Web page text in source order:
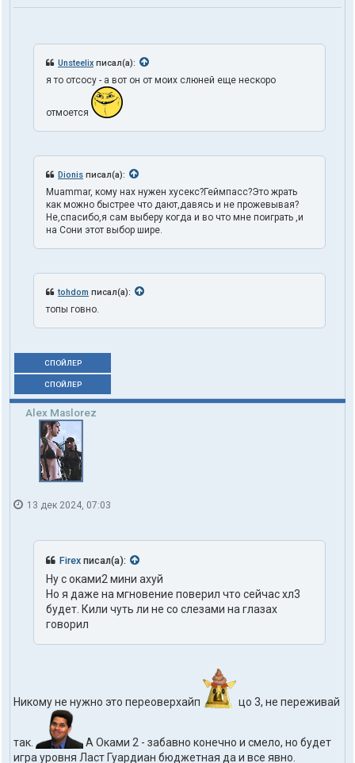
Unsteelix писал(а):
я то отсосу - а вот он от моих слюней еще нескоро
отмоется
Dionis писал(а):
Muammar, кому нах нужен хусекс?Геймпасс?Это жрать
как можно быстрее что дают,давясь и не прожевывая?
Не,спасибо,я сам выберу когда и во что мне поиграть ,и
на Сони этот выбор шире.
tohdom писал(а):
топы говно.
СПОЙЛЕР
СПОЙЛЕР
Alex Maslorez
13 дек 2024, 07:03
Firex писал(а):
Ну с оками2 мини ахуй
Но я даже на мгновение поверил что сейчас хл3
будет. Кили чуть ли не со слезами на глазах
говорил
Никому не нужно это переоверхайп цо 3, не переживай
так.
А Оками 2 - забавно конечно и смело, но будет
игра уровня Ласт Гуардиан бюджетная да и все явно.